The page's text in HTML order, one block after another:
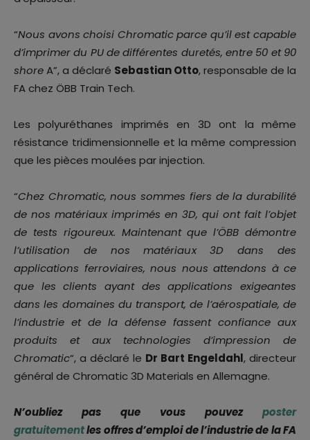
“Nous avons choisi Chromatic parce qu’il est capable
d’imprimer du PU de différentes duretés, entre 50 et 90
shoreA”, a déclaré Sebastian Otto, responsable de la
FA chez ÖBB Train Tech.
Les polyuréthanes imprimés en 3D ont la même
résistance tridimensionnelle et la même compression
que les pièces moulées par injection.
“Chez Chromatic, nous sommes fiers de la durabilité
de nos matériaux imprimés en 3D, qui ont fait l’objet
de tests rigoureux. Maintenant que l’ÖBB démontre
l’utilisation de nos matériaux 3D dans des
applications ferroviaires, nous nous attendons à ce
que les clients ayant des applications exigeantes
dans les domaines du transport, de l’aérospatiale, de
l’industrie et de la défense fassent confiance aux
produits et aux technologies d’impression de
Chromatic“, a déclaré le Dr Bart Engeldahl, directeur
général de Chromatic 3D Materials en Allemagne.
N’oubliez pas que vous pouvez poster
gratuitementles offres d’emploi de l’industrie de la FA